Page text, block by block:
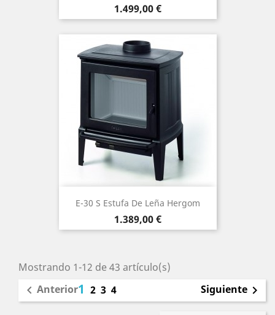
Precio
1.499,00 €
E-30 S Estufa De Leña Hergom
Precio
1.389,00 €
Mostrando 1-12 de 43 artículo(s)
 Anterior1 2 3 4 Siguiente 